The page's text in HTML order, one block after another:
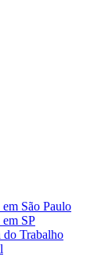
São Paulo
SP
do Trabalho